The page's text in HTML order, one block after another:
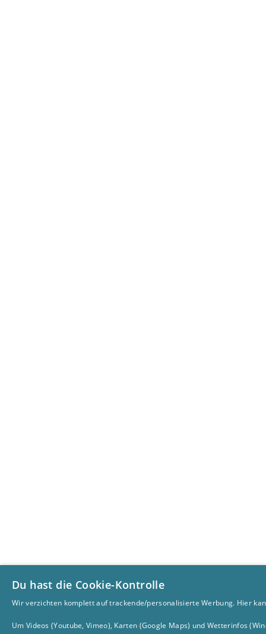
Du hast die Cookie-Kontrolle
Wir verzichten komplett auf trackende/personalisierte Werbung. Hier
Um Videos (Youtube, Vimeo), Karten (Google Maps) und Wetterinfos